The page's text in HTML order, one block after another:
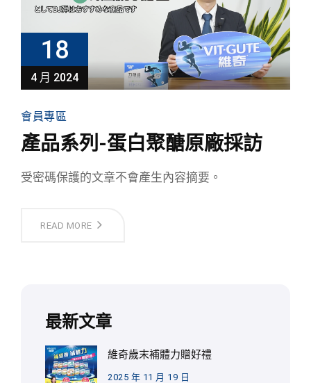
18
4 月 2024
會員專區
產品系列-蛋白聚醣原廠採訪
受密碼保護的文章不會產生內容摘要。
READ MORE
最新文章
維奇歲末補體力贈好禮
2025 年 11 月 19 日